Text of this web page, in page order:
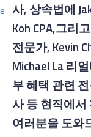
사, 상속법에
Koh CPA,그리
전문가, Kevin
Michael La 리
부 혜택 관련
사 등 현직에
여러분을 도와